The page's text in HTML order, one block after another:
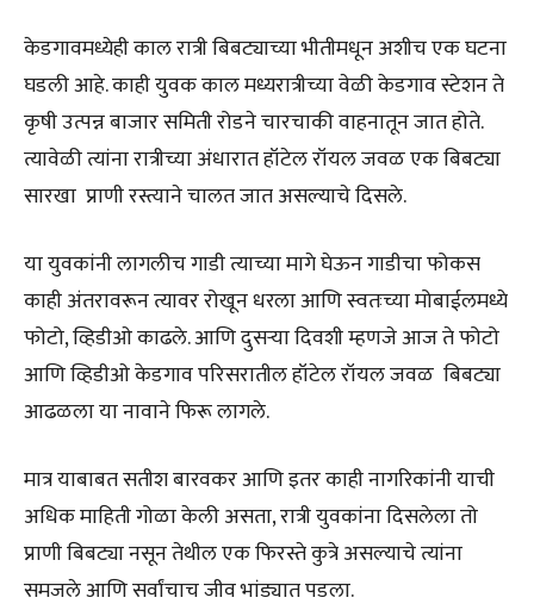
केडगावमध्येही काल रात्री बिबट्याच्या भीतीमधून अशीच एक घटना
घडली आहे. काही युवक काल मध्यरात्रीच्या वेळी केडगाव स्टेशन ते
कृषी उत्पन्न बाजार समिती रोडने चारचाकी वाहनातून जात होते.
त्यावेळी त्यांना रात्रीच्या अंधारात हॉटेल रॉयल जवळ एक बिबट्या
सारखा प्राणी रस्त्याने चालत जात असल्याचे दिसले.
या युवकांनी लागलीच गाडी त्याच्या मागे घेऊन गाडीचा फोकस
काही अंतरावरून त्यावर रोखून धरला आणि स्वतःच्या मोबाईलमध्ये
फोटो, व्हिडीओ काढले. आणि दुसऱ्या दिवशी म्हणजे आज ते फोटो
आणि व्हिडीओ केडगाव परिसरातील हॉटेल रॉयल जवळ बिबट्या
आढळला या नावाने फिरू लागले.
मात्र याबाबत सतीश बारवकर आणि इतर काही नागरिकांनी याची
अधिक माहिती गोळा केली असता, रात्री युवकांना दिसलेला तो
प्राणी बिबट्या नसून तेथील एक फिरस्ते कुत्रे असल्याचे त्यांना
समजले आणि सर्वांचाच जीव भांड्यात पडला.